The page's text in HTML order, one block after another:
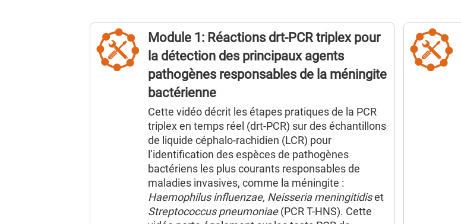
Title
Module 1: Réactions drt-PCR triplex pour
la détection des principaux agents
pathogènes responsables de la méningite
bactérienne
Description
Cette vidéo décrit les étapes pratiques de la PCR
triplex en temps réel (drt-PCR) sur des échantillons
de liquide céphalo-rachidien (LCR) pour
l’identification des espèces de pathogènes
bactériens les plus courants responsables de
maladies invasives, comme la méningite :
Haemophilus influenzae, Neisseria meningitidiset
Streptococcus pneumoniae(PCR T-HNS). Cette